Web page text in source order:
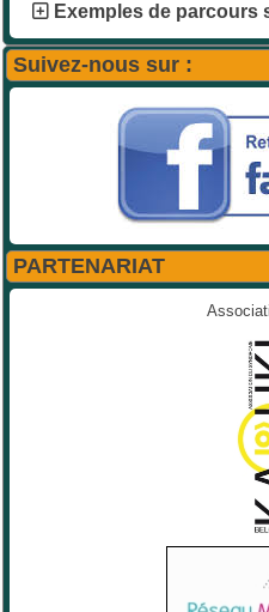
Exemples de parcours
Suivez-nous sur :
PARTENARIAT